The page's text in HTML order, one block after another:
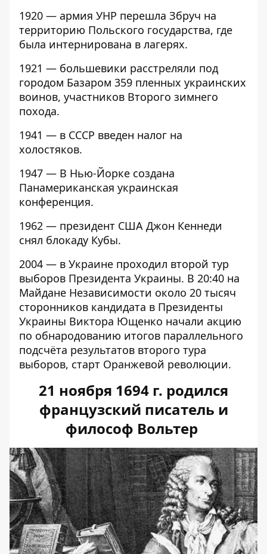
1920 — армия УНР перешла Збруч на
территорию Польского государства, где
была интернирована в лагерях.
1921 — большевики расстреляли под
городом Базаром 359 пленных украинских
воинов, участников Второго зимнего
похода.
1941 — в СССР введен налог на
холостяков.
1947 — В Нью-Йорке создана
Панамериканская украинская
конференция.
1962 — президент США Джон Кеннеди
снял блокаду Кубы.
2004 — в Украине проходил второй тур
выборов Президента Украины. В 20:40 на
Майдане Независимости около 20 тысяч
сторонников кандидата в Президенты
Украины Виктора Ющенко начали акцию
по обнародованию итогов параллельного
подсчёта результатов второго тура
выборов, старт Оранжевой революции.
21 ноября 1694 г. родился
французский писатель и
философ Вольтер